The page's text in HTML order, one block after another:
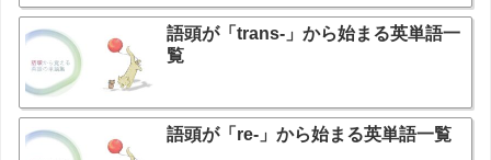
語頭が「trans-」から始まる英単語一
覧
語頭が「re-」から始まる英単語一覧